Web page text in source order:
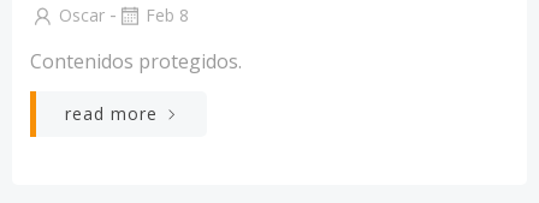
Oscar - Feb 8
Contenidos protegidos.
read more